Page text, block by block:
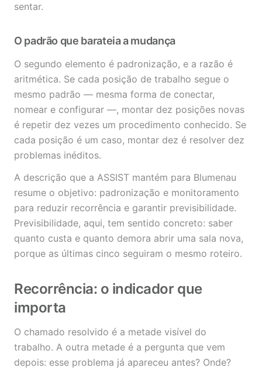
sentar.
O padrão que barateia a mudança
O segundo elemento é padronização, e a razão é
aritmética. Se cada posição de trabalho segue o
mesmo padrão — mesma forma de conectar,
nomear e configurar —, montar dez posições novas
é repetir dez vezes um procedimento conhecido. Se
cada posição é um caso, montar dez é resolver dez
problemas inéditos.
A descrição que a ASSIST mantém para Blumenau
resume o objetivo: padronização e monitoramento
para reduzir recorrência e garantir previsibilidade.
Previsibilidade, aqui, tem sentido concreto: saber
quanto custa e quanto demora abrir uma sala nova,
porque as últimas cinco seguiram o mesmo roteiro.
Recorrência: o indicador que
importa
O chamado resolvido é a metade visível do
trabalho. A outra metade é a pergunta que vem
depois: esse problema já apareceu antes? Onde?